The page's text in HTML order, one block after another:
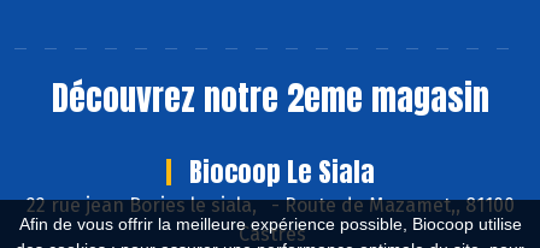
Afin de vous offrir la meilleure expérience possible, Biocoop utilise
Découvrez notre 2eme magasin
Biocoop Le Siala
22 rue jean Bories le siala,-Route de Mazamet,, 81100
Castres